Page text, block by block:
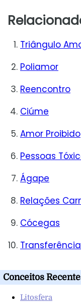
Triângulo
Poliamor
Reencontro
Ciúme
Amor Proibido
Pessoas
Ágape
Relações
Cócegas
Conceitos
Litosfera